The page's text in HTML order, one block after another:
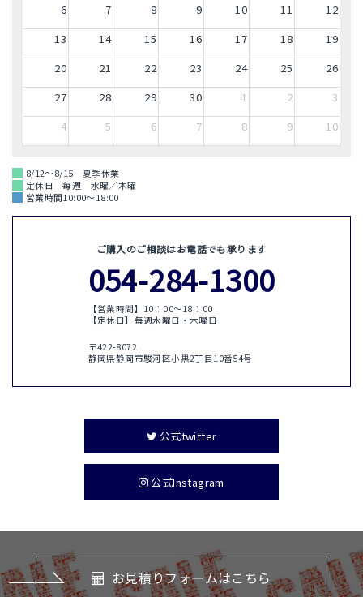
6
7 8 9 10 11
12
13
14 15 16 17 18
19
20
21 22 23 24 25
26
27
28 29 30 1 2
3
4
5 6 7 8 9 10
8/12～8/15 夏季休業
定休日 毎週 水曜／木曜
営業時間10:00～18:00
ご購入のご相談はお電話でも承ります
054-284-1300
【営業時間】10：00〜18：00
【定休日】毎週水曜日・木曜日
〒422-8072
静岡県静岡市駿河区小黒2丁目10番54号
公式twitter
公式Instagram
お見積りフォームはこちら